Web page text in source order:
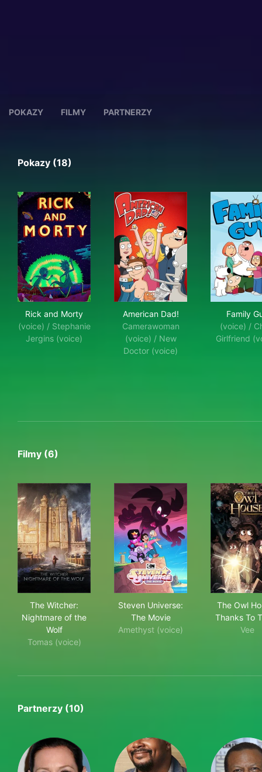
POKAZY FILMY PARTNERZY
Pokazy (18)
Rick and Morty
(voice) / Stephanie
Jergins (voice)
American Dad!
Camerawoman
(voice) / New
Doctor (voice)
Family
(voice) /
Girlfriend
Filmy (6)
The Witcher:
Nightmare of the
Wolf
Tomas (voice)
Steven Universe:
The Movie
Amethyst (voice)
The Owl
Thanks To
Vee
Partnerzy (10)